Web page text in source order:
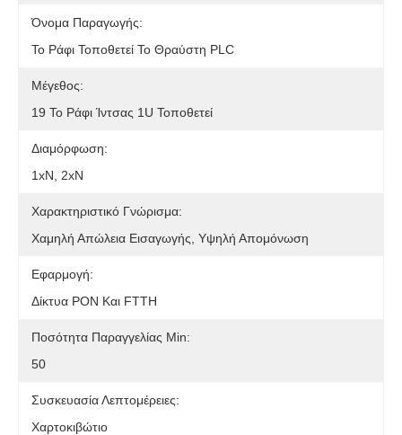
Όνομα Παραγωγής:
Το Ράφι Τοποθετεί Το Θραύστη PLC
Μέγεθος:
19 Το Ράφι Ίντσας 1U Τοποθετεί
Διαμόρφωση:
1xN, 2xN
Χαρακτηριστικό Γνώρισμα:
Χαμηλή Απώλεια Εισαγωγής, Υψηλή Απομόνωση
Εφαρμογή:
Δίκτυα PON Και FTTH
Ποσότητα Παραγγελίας Min:
50
Συσκευασία Λεπτομέρειες:
Χαρτοκιβώτιο